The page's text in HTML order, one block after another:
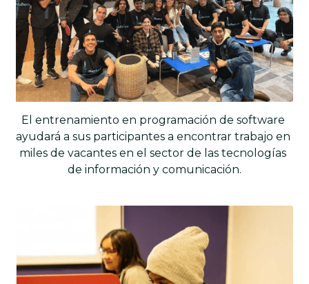
El entrenamiento en programación de software
ayudará a sus participantes a encontrar trabajo en
miles de vacantes en el sector de las tecnologías
de información y comunicación.